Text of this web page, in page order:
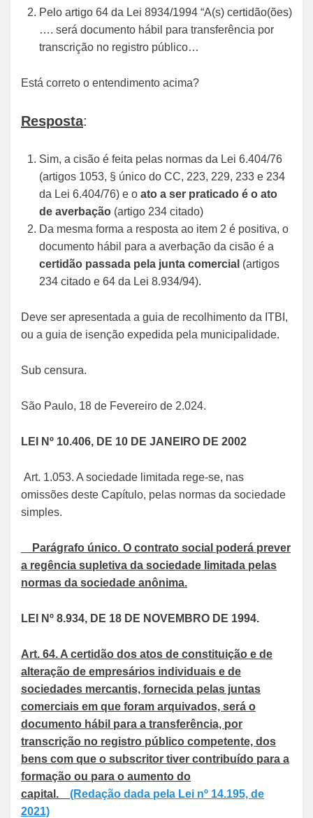
Pelo artigo 64 da Lei 8934/1994 “A(s) certidão(ões)
…. será documento hábil para transferência por
transcrição no registro público…
Está correto o entendimento acima?
Resposta:
Sim, a cisão é feita pelas normas da Lei 6.404/76
(artigos 1053, § único do CC, 223, 229, 233 e 234
da Lei 6.404/76) e o ato a ser praticado é o ato
de averbação (artigo 234 citado)
Da mesma forma a resposta ao item 2 é positiva, o
documento hábil para a averbação da cisão é a
certidão passada pela junta comercial (artigos
234 citado e 64 da Lei 8.934/94).
Deve ser apresentada a guia de recolhimento da ITBI,
ou a guia de isenção expedida pela municipalidade.
Sub censura.
São Paulo, 18 de Fevereiro de 2.024.
LEI Nº 10.406, DE 10 DE JANEIRO DE 2002
Art. 1.053. A sociedade limitada rege-se, nas
omissões deste Capítulo, pelas normas da sociedade
simples.
Parágrafo único. O contrato social poderá prever
a regência supletiva da sociedade limitada pelas
normas da sociedade anônima.
LEI Nº 8.934, DE 18 DE NOVEMBRO DE 1994.
Art. 64. A certidão dos atos de constituição e de
alteração de empresários individuais e de
sociedades mercantis, fornecida pelas juntas
comerciais em que foram arquivados, será o
documento hábil para a transferência, por
transcrição no registro público competente, dos
bens com que o subscritor tiver contribuído para a
formação ou para o aumento do
capital. (Redação dada pela Lei nº 14.195, de
2021)